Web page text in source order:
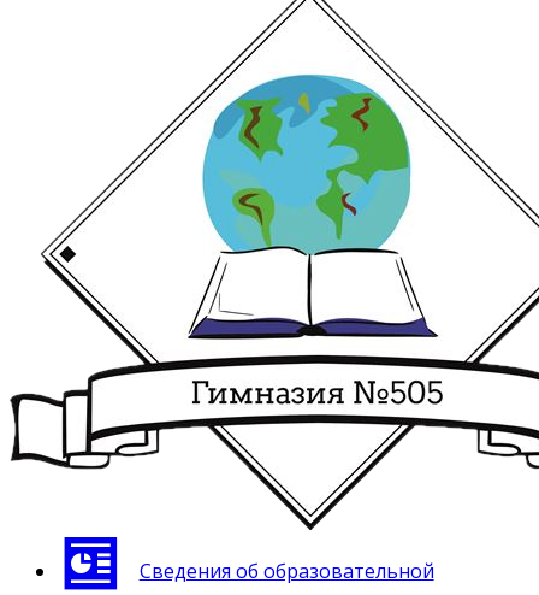
Сведения об образовательной